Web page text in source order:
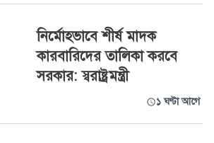
নির্মোহভাবে শীর্ষ মাদক
কারবারিদের তালিকা করবে
সরকার: স্বরাষ্ট্রমন্ত্রী
১ ঘণ্টা আগে